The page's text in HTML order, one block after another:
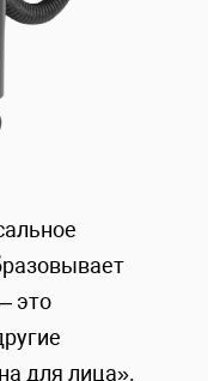
это
для лица».